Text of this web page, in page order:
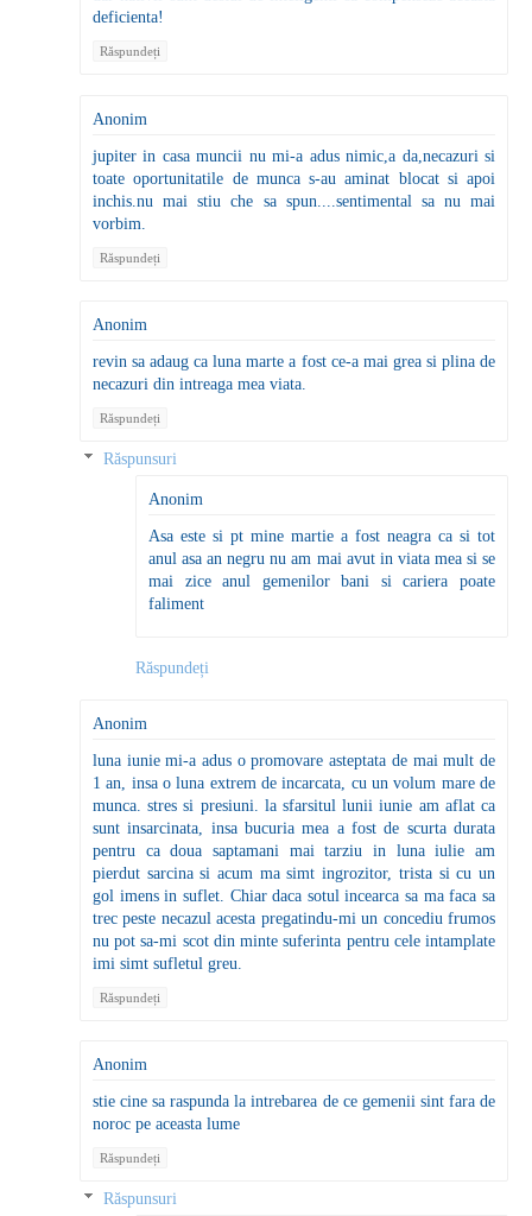
deficienta!
Răspundeți
Anonim
jupiter in casa muncii nu mi-a adus nimic,a da,necazuri si
toate oportunitatile de munca s-au aminat blocat si apoi
inchis.nu mai stiu che sa spun....sentimental sa nu mai
vorbim.
Răspundeți
Anonim
revin sa adaug ca luna marte a fost ce-a mai grea si plina de
necazuri din intreaga mea viata.
Răspundeți
Răspunsuri
Anonim
Asa este si pt mine martie a fost neagra ca si tot
anul asa an negru nu am mai avut in viata mea si se
mai zice anul gemenilor bani si cariera poate
faliment
Răspundeți
Anonim
luna iunie mi-a adus o promovare asteptata de mai mult de
1 an, insa o luna extrem de incarcata, cu un volum mare de
munca. stres si presiuni. la sfarsitul lunii iunie am aflat ca
sunt insarcinata, insa bucuria mea a fost de scurta durata
pentru ca doua saptamani mai tarziu in luna iulie am
pierdut sarcina si acum ma simt ingrozitor, trista si cu un
gol imens in suflet. Chiar daca sotul incearca sa ma faca sa
trec peste necazul acesta pregatindu-mi un concediu frumos
nu pot sa-mi scot din minte suferinta pentru cele intamplate
imi simt sufletul greu.
Răspundeți
Anonim
stie cine sa raspunda la intrebarea de ce gemenii sint fara de
noroc pe aceasta lume
Răspundeți
Răspunsuri